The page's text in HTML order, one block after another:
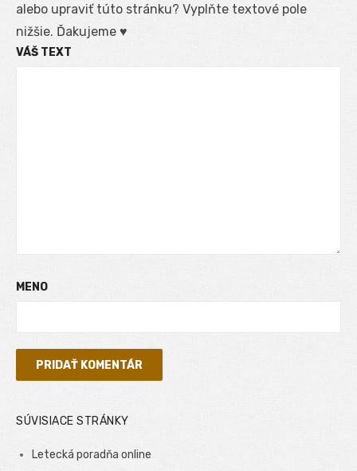
alebo upraviť túto stránku? Vyplňte textové pole
nižšie. Ďakujeme ♥
VÁŠ TEXT
MENO
SÚVISIACE STRÁNKY
Letecká poradňa online